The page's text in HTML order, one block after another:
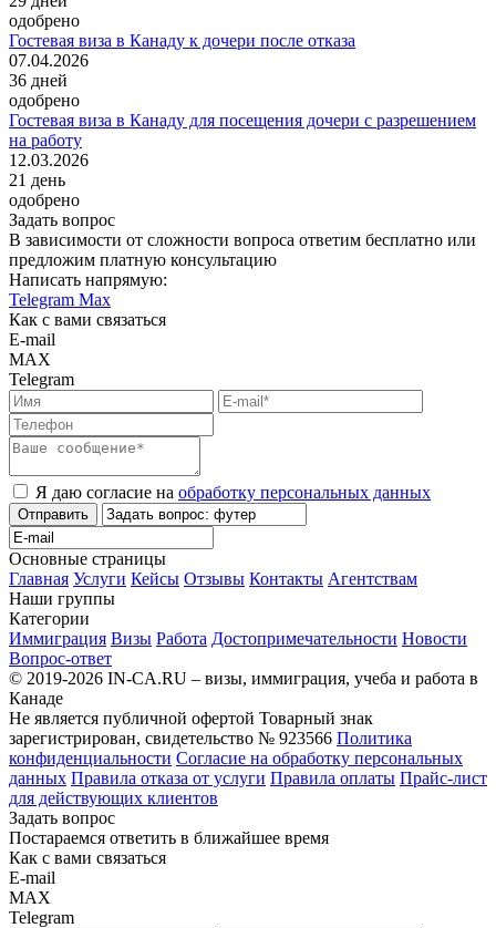
одобрено
Гостевая виза в Канаду к дочери после отказа
07.04.2026
36 дней
одобрено
Гостевая виза в Канаду для посещения дочери с разрешением
на работу
12.03.2026
21 день
одобрено
Задать вопрос
В зависимости от сложности вопроса ответим бесплатно или
предложим платную консультацию
Написать напрямую:
Telegram Max
Как с вами связаться
E-mail
MAX
Telegram
Я даю согласие на обработку персональных данных
Отправить
Основные страницы
Главная Услуги Кейсы Отзывы Контакты Агентствам
Наши группы
Категории
Иммиграция Визы Работа Достопримечательности Новости
Вопрос-ответ
© 2019-2026 IN-CA.RU – визы, иммиграция, учеба и работа в
Канаде
Не является публичной офертой Товарный знак
зарегистрирован, свидетельство № 923566 Политика
конфиденциальности Согласие на обработку персональных
данных Правила отказа от услуги Правила оплаты Прайс-лист
для действующих клиентов
Задать вопрос
Постараемся ответить в ближайшее время
Как с вами связаться
E-mail
MAX
Telegram